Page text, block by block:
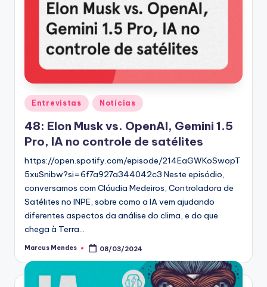
Posted
in
Entrevistas Notícias
48: Elon Musk vs. OpenAI, Gemini 1.5
Pro, IA no controle de satélites
https://open.spotify.com/episode/214EaGWKoSwopT
5xuSnibw?si=6f7a927a344042c3 Neste episódio,
conversamos com Cláudia Medeiros, Controladora de
Satélites no INPE, sobre como a IA vem ajudando
diferentes aspectos da análise do clima, e do que
chega à Terra…
Posted
Marcus Mendes 08/03/2024